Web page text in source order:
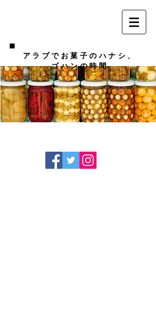
アラブでお菓子のハナシ、
ゴハンの時間